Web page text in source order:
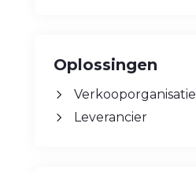
Oplossingen
Verkooporganisatie
Leverancier